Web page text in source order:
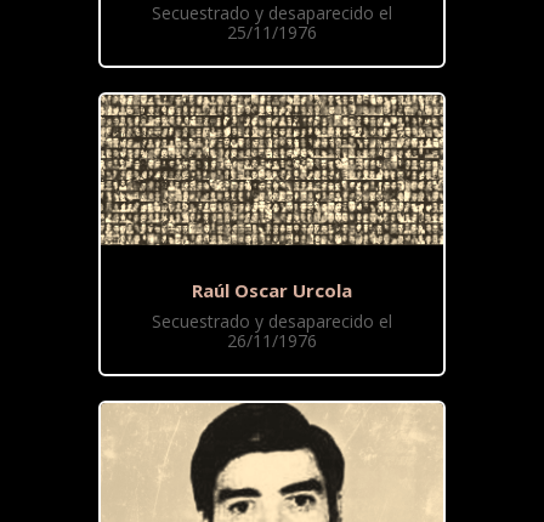
Secuestrado y desaparecido el
25/11/1976
Raúl Oscar Urcola
Secuestrado y desaparecido el
26/11/1976